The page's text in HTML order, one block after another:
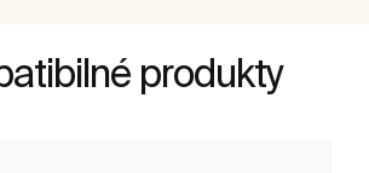
produkty